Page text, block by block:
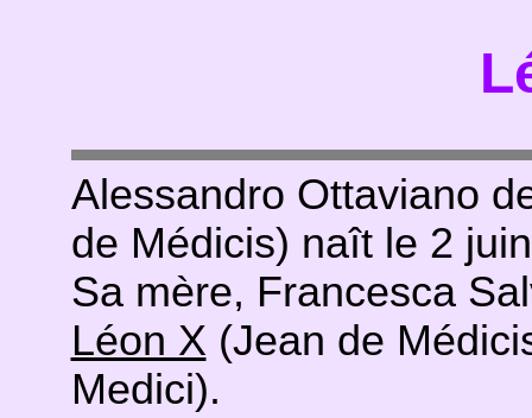
Alessandro Ottaviano
de Médicis) naît le 2
Sa mère, Francesca
Léon X (Jean de
Medici).